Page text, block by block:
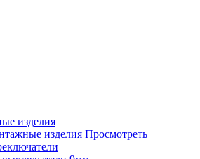
изделия
изделия Просмотреть